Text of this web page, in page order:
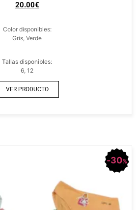
20.00€
Color disponibles:
Gris, Verde
Tallas disponibles:
6, 12
VER PRODUCTO
30%